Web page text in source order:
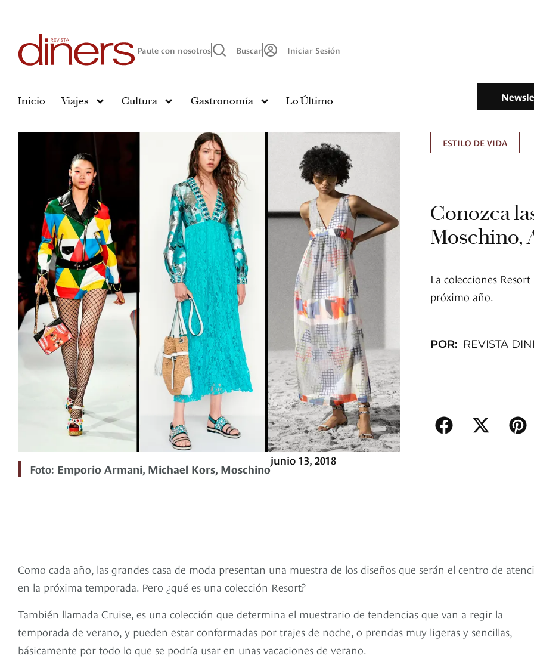
Paute con nosotros Buscar Iniciar Sesión
Inicio Viajes Cultura Gastronomía Lo Último
Foto: Emporio Armani, Michael Kors, Moschino
junio 13, 2018
ESTILO DE VIDA
Conozca
Moschino,
La colecciones
próximo año.
POR: REVISTA
Como cada año, las grandes casa de moda presentan una muestra de los diseños que serán el centro de
en la próxima temporada. Pero ¿qué es una colección Resort?
También llamada Cruise, es una colección que determina el muestrario de tendencias que van a regir la
temporada de verano, y pueden estar conformadas por trajes de noche, o prendas muy ligeras y sencillas,
básicamente por todo lo que se podría usar en unas vacaciones de verano.